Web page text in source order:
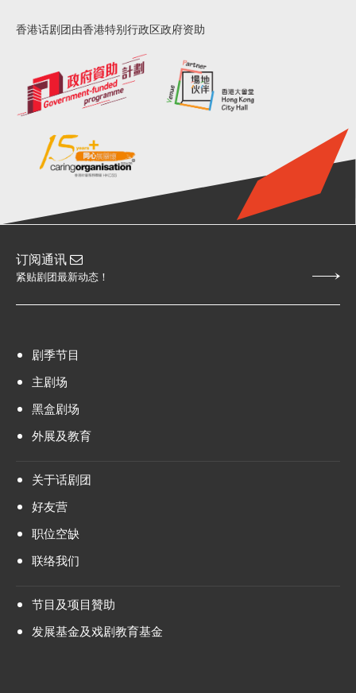
香港话剧团由香港特别行政区政府资助
订阅通讯
紧贴剧团最新动态！
剧季节目
主剧场
黑盒剧场
外展及教育
关于话剧团
好友营
职位空缺
联络我们
节目及项目贊助
发展基金及戏剧教育基金